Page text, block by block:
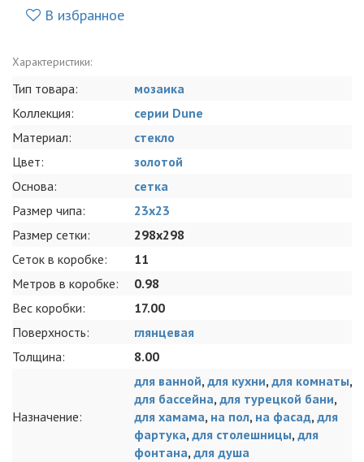
В избранное
Характеристики:
Тип товара:
мозаика
Коллекция:
серии Dune
Материал:
стекло
Цвет:
золотой
Основа:
сетка
Размер чипа:
23x23
Размер сетки:
298x298
Сеток в коробке:
11
Метров в коробке:
0.98
Вес коробки:
17.00
Поверхность:
глянцевая
Толщина:
8.00
Назначение:
для ванной, для кухни, для комнаты,
для бассейна, для турецкой бани,
для хамама, на пол, на фасад, для
фартука, для столешницы, для
фонтана, для душа